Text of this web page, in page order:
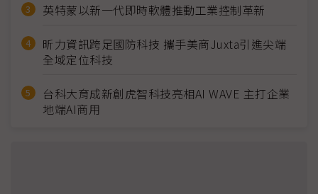
英特蒙以新一代即時軟體推動工業控制革新
昕力資訊跨足國防科技 攜手美商Juxta引進尖端
全域定位科技
台科大育成新創虎智科技亮相AI WAVE 主打企業
地端AI商用